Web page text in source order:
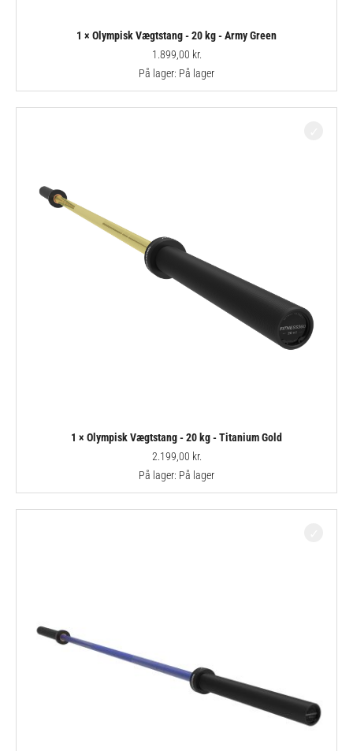
1 × Olympisk Vægtstang - 20 kg - Army Green
1.899,00 kr.
På lager: På lager
1 × Olympisk Vægtstang - 20 kg - Titanium Gold
2.199,00 kr.
På lager: På lager